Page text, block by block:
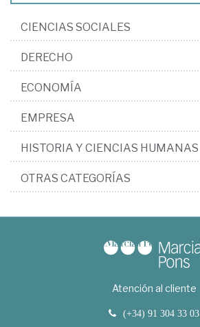
CIENCIAS SOCIALES
DERECHO
ECONOMÍA
EMPRESA
HISTORIA Y CIENCIAS HUMANAS
OTRAS CATEGORÍAS
Atención al cliente
(+34) 91 304 33 03